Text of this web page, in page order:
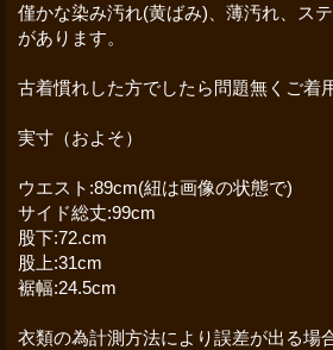
僅かな染み汚れ(黄ばみ)、薄汚れ、ス
があります。
古着慣れした方でしたら問題無くご着
実寸（およそ）
ウエスト:89cm(紐は画像の状態で)
サイド総丈:99cm
股下:72.cm
股上:31cm
裾幅:24.5cm
衣類の為計測方法により誤差が出る場